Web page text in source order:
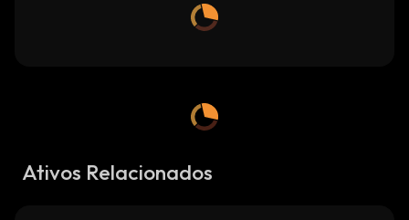
Ativos Relacionados